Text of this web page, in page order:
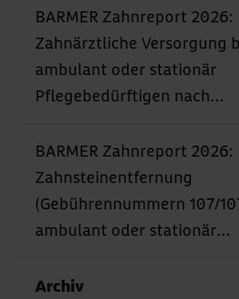
nach Alter, Bundesland und
Geschlecht (2013–2024)
BARMER Zahnreport 2026:
Zahnärztliche Versorgung
ambulant oder stationär
Pflegebedürftigen nach
BARMER Zahnreport 2026:
Zahnsteinentfernung
(Gebührennummern 107/
ambulant oder stationär
Bundesland (2013–2024)
Archiv